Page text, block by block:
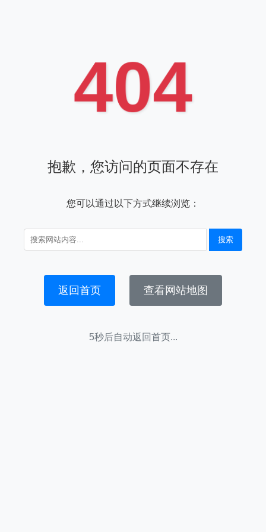
404
抱歉，您访问的页面不存在
您可以通过以下方式继续浏览：
搜索
返回首页 查看网站地图
5秒后自动返回首页...